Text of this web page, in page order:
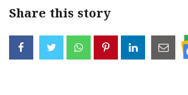
Share this story